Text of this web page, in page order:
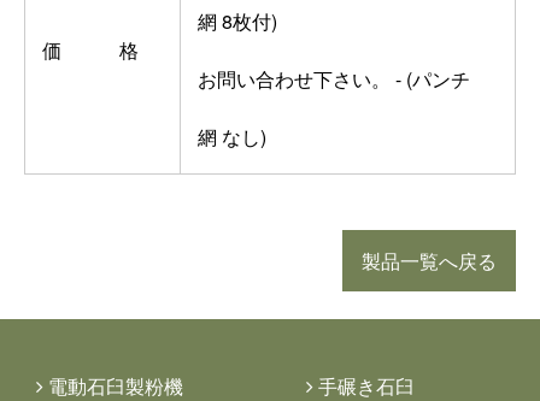
価 格
網 8枚付)
お問い合わせ下さい。 - (パンチ
網 なし)
製品一覧へ戻る
電動石臼製粉機
手碾き石臼